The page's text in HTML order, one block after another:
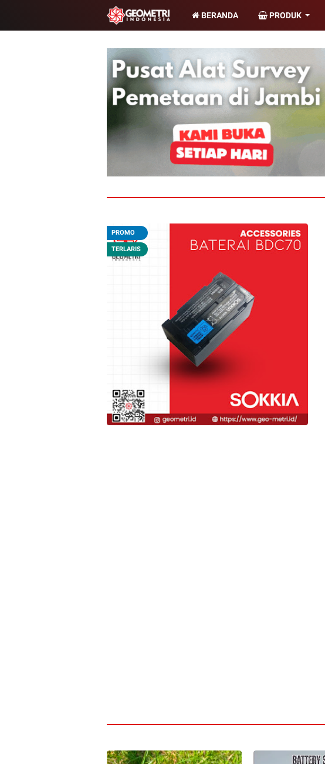
BERANDA PRODUK
PROMO
TERLARIS